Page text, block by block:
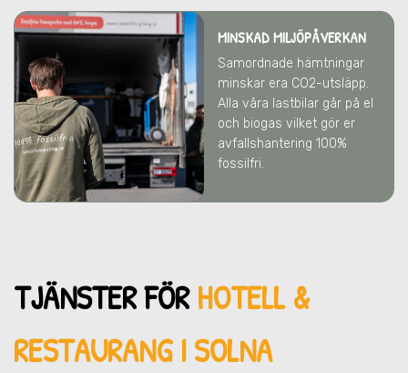
MINSKAD MILJÖPÅVERKAN
Samordnade hämtningar
minskar era CO2-utsläpp.
Alla våra lastbilar går på el
och biogas vilket gör er
avfallshantering 100%
fossilfri.
TJÄNSTER FÖRHOTELL &
RESTAURANG I SOLNA